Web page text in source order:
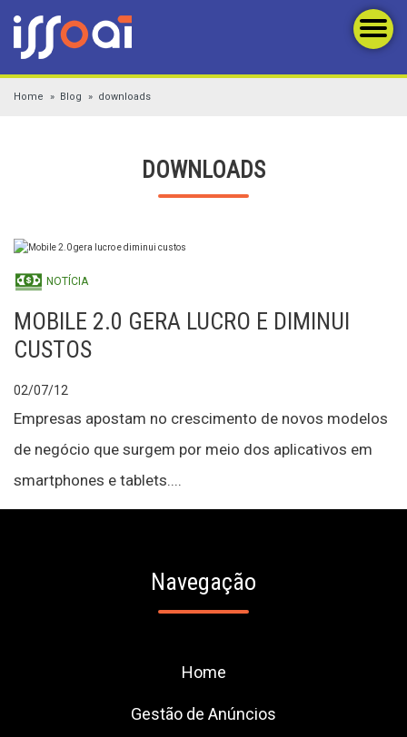
Home Blog downloads
DOWNLOADS
NOTÍCIA
MOBILE 2.0 GERA LUCRO E DIMINUI
CUSTOS
02/07/12
Empresas apostam no crescimento de novos modelos
de negócio que surgem por meio dos aplicativos em
smartphones e tablets....
Navegação
Home
Gestão de Anúncios